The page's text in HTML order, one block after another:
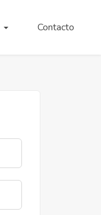
Contacto